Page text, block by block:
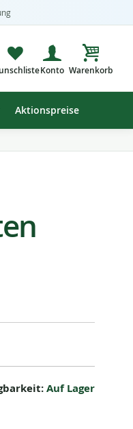
Mein
Aktionspreise
Auf Lager